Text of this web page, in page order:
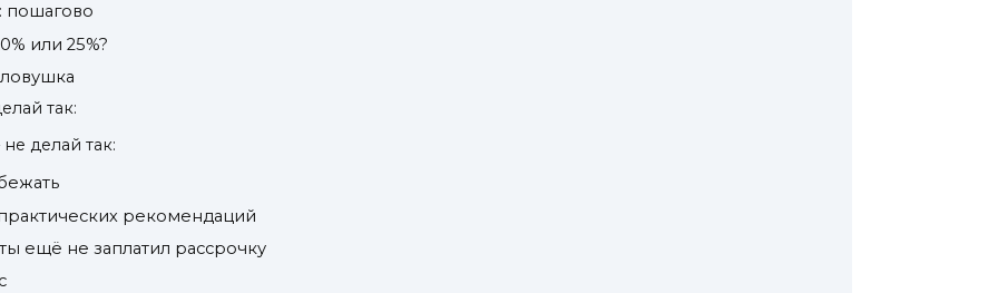
пошагово
или 25%?
так:
делай так:
рекомендаций
ещё не заплатил рассрочку